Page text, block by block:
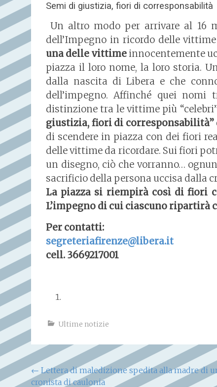
Semi di giustizia, fiori di corresponsabilità
Un altro modo per arrivare al 16
dell’Impegno in ricordo delle
una delle vittimeinnocentemente
piazza il loro nome, la loro storia.
dalla nascita di Libera e che
dell’impegno. Affinché quei
distinzione tra le vittime più
giustizia, fiori di corresponsabilità”
di scendere in piazza con dei fiori
delle vittime da ricordare. Sui fiori
un disegno, ciò che vorranno…
sacrificio della persona uccisa dalla
La piazza si riempirà così di fiori
L’impegno di cui ciascuno ripartirà
Per contatti:
segreteriafirenze@libera.it
cell. 3669217001
Ultime notizie
Navigazione
← Lettera di maledizione spedita alla madre di
cronista di caulonia